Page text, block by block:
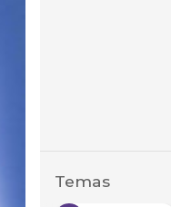
Temas